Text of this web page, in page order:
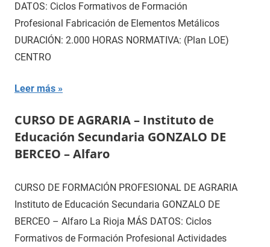
DATOS: Ciclos Formativos de Formación
Profesional Fabricación de Elementos Metálicos
DURACIÓN: 2.000 HORAS NORMATIVA: (Plan LOE)
CENTRO
Leer más
CURSO DE AGRARIA – Instituto de
Educación Secundaria GONZALO DE
BERCEO – Alfaro
CURSO DE FORMACIÓN PROFESIONAL DE AGRARIA
Instituto de Educación Secundaria GONZALO DE
BERCEO – Alfaro La Rioja MÁS DATOS: Ciclos
Formativos de Formación Profesional Actividades